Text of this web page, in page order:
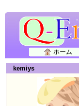
ホーム
kemiys